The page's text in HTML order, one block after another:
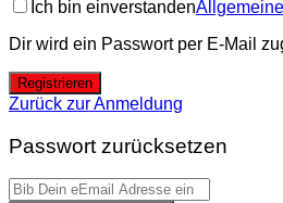
Ich bin einverstanden
Dir wird ein Passwort per E-Mail
Registrieren
Zurück zur Anmeldung
Passwort zurücksetzen